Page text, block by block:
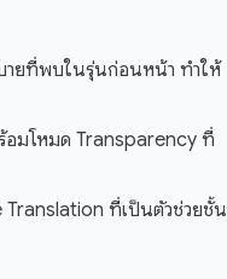
ายที่พบในรุ่นก่อนหน้า ทำให้
อมโหมด Transparency ที่
Translation ที่เป็นตัวช่วยชั้น